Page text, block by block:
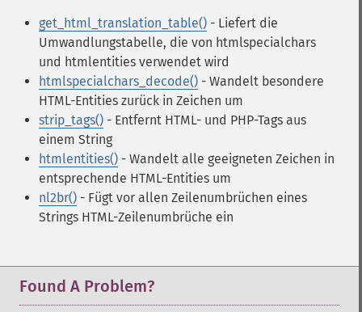
get_html_translation_table() - Liefert die
Umwandlungstabelle, die von htmlspecialchars
und htmlentities verwendet wird
htmlspecialchars_decode() - Wandelt besondere
HTML-Entities zurück in Zeichen um
strip_tags() - Entfernt HTML- und PHP-Tags aus
einem String
htmlentities() - Wandelt alle geeigneten Zeichen in
entsprechende HTML-Entities um
nl2br() - Fügt vor allen Zeilenumbrüchen eines
Strings HTML-Zeilenumbrüche ein
Found A Problem?